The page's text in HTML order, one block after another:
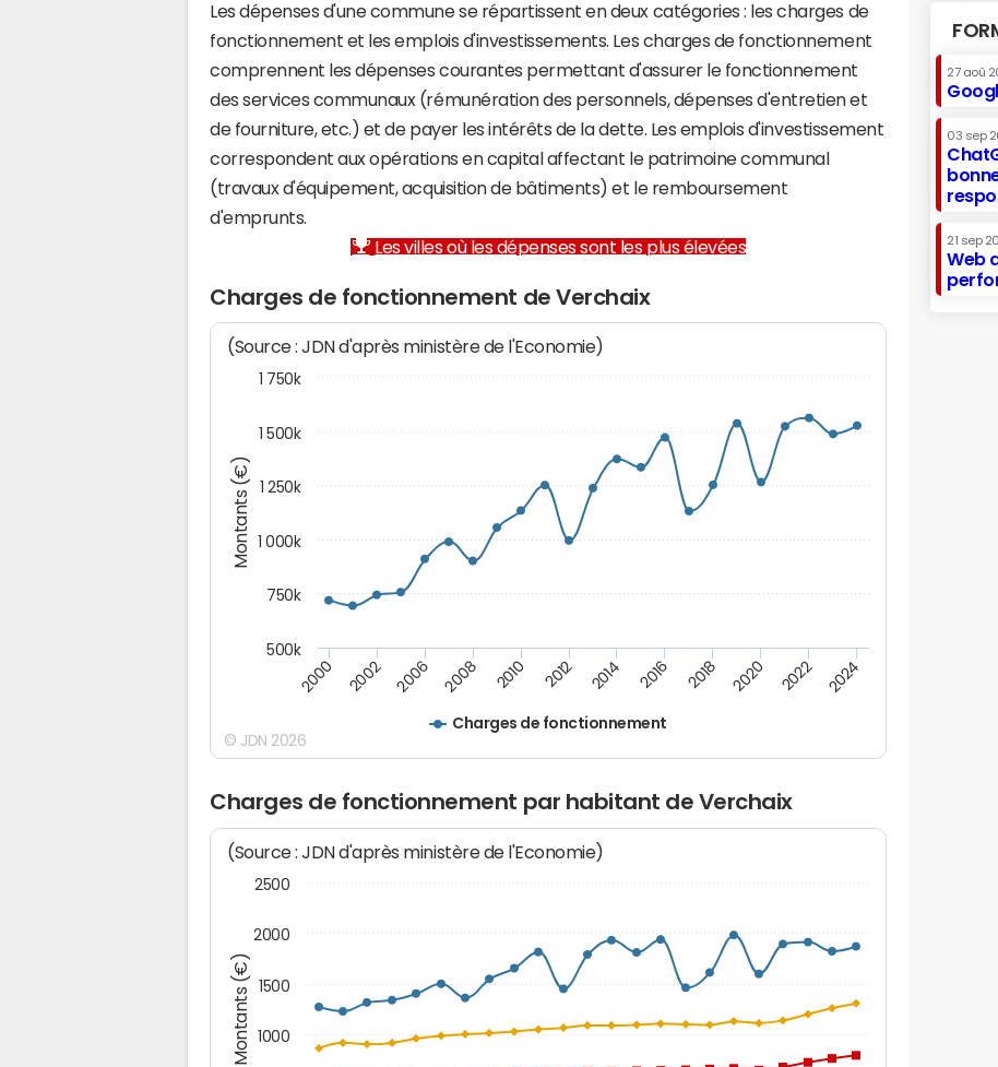
Les dépenses d'une commune se répartissent en deux catégories : les charges de
fonctionnement et les emplois d'investissements. Les charges de fonctionnement
comprennent les dépenses courantes permettant d'assurer le fonctionnement
des services communaux (rémunération des personnels, dépenses d'entretien et
de fourniture, etc.) et de payer les intérêts de la dette. Les emplois d'investissement
correspondent aux opérations en capital affectant le patrimoine communal
(travaux d'équipement, acquisition de bâtiments) et le remboursement
d'emprunts.
Les villes où les dépenses sont les plus élevées
Charges de fonctionnement de Verchaix
Montants (€)
(Source : JDN d'après ministère de l'Economie)
Charges de fonctionnement
2000 2002 2006 2008 2010 2012 2014 2016 2018 2020 2022 2024
500k
750k
1 000k
1 250k
1 500k
1 750k
© JDN 2026
Charges de fonctionnement par habitant de Verchaix
Montants (€)
(Source : JDN d'après ministère de l'Economie)
1000
1500
2000
2500
27 aoû
03 sep
21 sep
Web